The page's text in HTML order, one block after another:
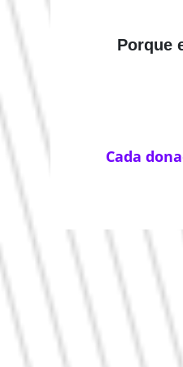
Porque
Cada